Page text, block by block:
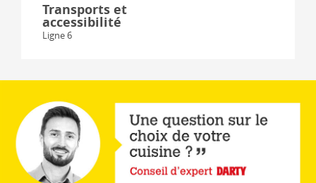
Transports et
accessibilité
Ligne 6